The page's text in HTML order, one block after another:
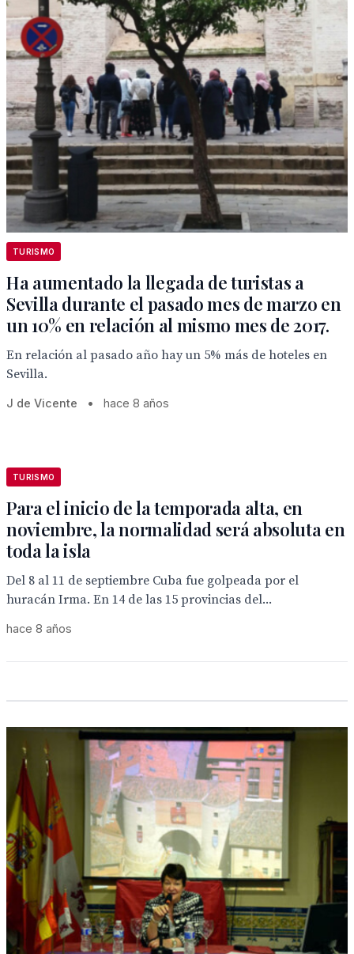
TURISMO
Ha aumentado la llegada de turistas a
Sevilla durante el pasado mes de marzo en
un 10% en relación al mismo mes de 2017.
En relación al pasado año hay un 5% más de hoteles en
Sevilla.
J de Vicente • hace 8 años
TURISMO
Para el inicio de la temporada alta, en
noviembre, la normalidad será absoluta en
toda la isla
Del 8 al 11 de septiembre Cuba fue golpeada por el
huracán Irma. En 14 de las 15 provincias del...
hace 8 años